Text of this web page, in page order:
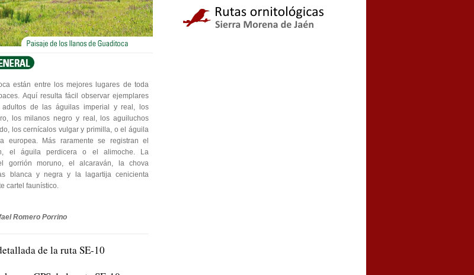
están entre los mejores lugares de toda
Aquí resulta fácil observar ejemplares
adultos de las águilas imperial y real, los
los milanos negro y real, los aguiluchos
los cernícalos vulgar y primilla, o el águila
europea. Más raramente se registran el
el águila perdicera o el alimoche. La
gorrión moruno, el alcaraván, la chova
blanca y negra y la lagartija cenicienta
cartel faunístico.
Romero Porrino
de la ruta SE-10